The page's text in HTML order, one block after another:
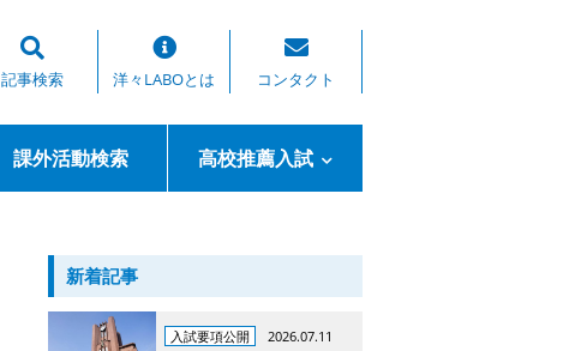
記事検索 洋々LABOとは コンタクト
課外活動検索 高校推薦入試
新着記事
入試要項公開 2026.07.11